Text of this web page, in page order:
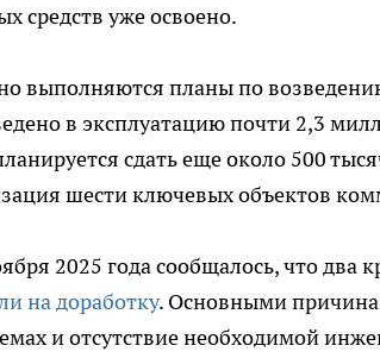
средств уже освоено.
выполняются планы по
в эксплуатацию почти 2,3
сдать еще около 500
шести ключевых объектов
2025 года сообщалось, что два
на доработку. Основными
и отсутствие необходимой